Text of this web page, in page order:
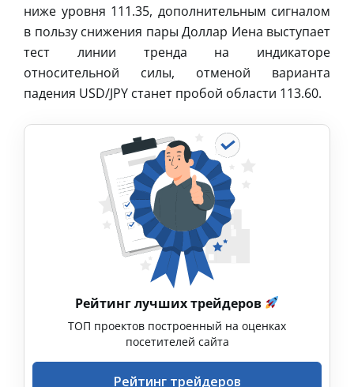
ниже уровня 111.35, дополнительным сигналом
в пользу снижения пары Доллар Иена выступает
тест линии тренда на индикаторе
относительной силы, отменой варианта
падения USD/JPY станет пробой области 113.60.
Рейтинг лучших трейдеров
ТОП проектов построенный на оценках
посетителей сайта
Рейтинг трейдеров